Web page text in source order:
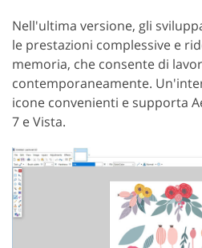
Nell'ultima versione, gli
le prestazioni complessive e
memoria, che consente di
contemporaneamente.
icone convenienti e supporta
7 e Vista.